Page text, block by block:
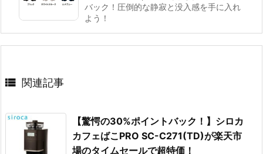
バック！圧倒的な静寂と没入感を手に入れ
よう！
 関連記事
【驚愕の30%ポイントバック！】シロカ
カフェばこPRO SC-C271(TD)が楽天市
場のタイムセールで超特価！